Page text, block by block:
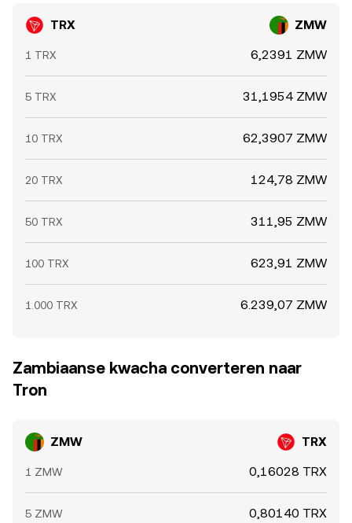
TRX ZMW
1 TRX 6,2391 ZMW
5 TRX 31,1954 ZMW
10 TRX 62,3907 ZMW
20 TRX 124,78 ZMW
50 TRX 311,95 ZMW
100 TRX 623,91 ZMW
1.000 TRX 6.239,07 ZMW
Zambiaanse kwacha converteren naar
Tron
ZMW TRX
1 ZMW 0,16028 TRX
5 ZMW 0,80140 TRX